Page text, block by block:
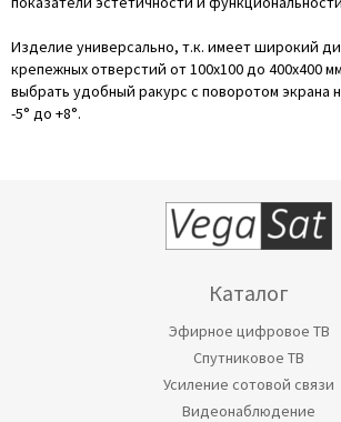
Изделие универсально, т.к. имеет широкий
крепежных отверстий от 100x100 до 400x400
выбрать удобный ракурс с поворотом экрана
-5° до +8°.
Каталог
Эфирное цифровое ТВ
Спутниковое ТВ
Усиление сотовой связи
Видеонаблюдение